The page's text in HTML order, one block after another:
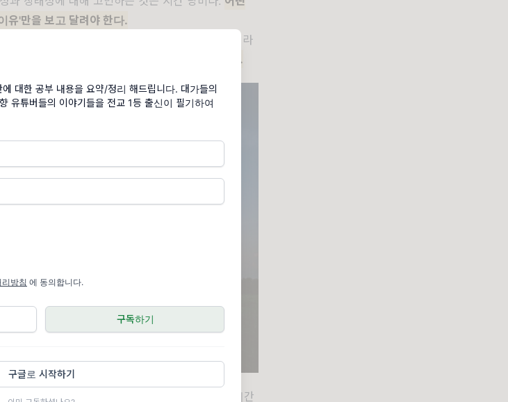
대한 공부 내용을 요약/정리 해드립니다. 대가들의
유튜버들의 이야기들을 전교 1등 출신이 필기하여
방침 에 동의합니다.
구독하기
구글로 시작하기
유'만을 보고 달려야 한다.
하는 국가나 기업은 존재할 수 없다. 주식뿐 아니라
실한 미래에 돈을 건다는 점에서 도박과 다름없다.
놀이이다.주식을 할 여유가 있다면 노는데 돈과 시간